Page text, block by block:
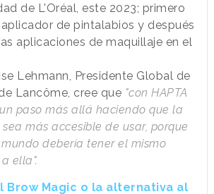
de L'Oréal, este 2023; primero
de pintalabios y después
aplicaciones de maquillaje en el
Lehmann, Presidente Global de
Lancôme, cree que "con HAPTA
paso más allá haciendo que la
más accesible de usar, porque
debería tener el mismo
ella".
Brow Magic o la alternativa al